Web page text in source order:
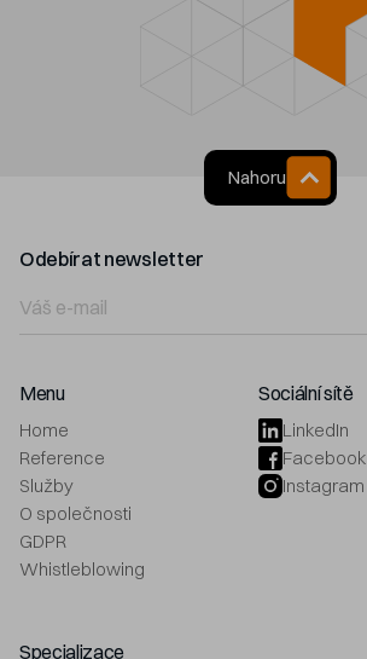
Nahoru
Menu
Home
Reference
Služby
O společnosti
GDPR
Whistleblowing
Sociální sítě
LinkedIn
Facebook
Instagram
Specializace
Odebírat newsletter